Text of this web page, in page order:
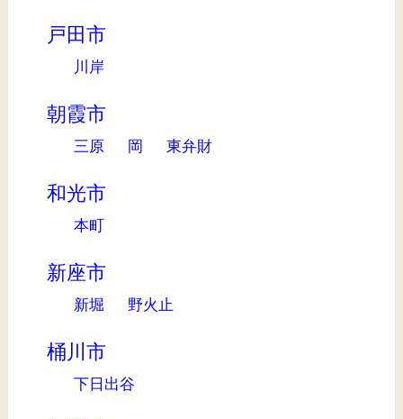
戸田市
川岸
朝霞市
三原 岡 東弁財
和光市
本町
新座市
新堀 野火止
桶川市
下日出谷